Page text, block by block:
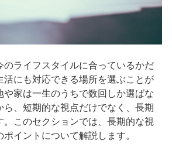
のライフスタイルに合っているかだ
活にも対応できる場所を選ぶことが
や家は一生のうちで数回しか選ばな
ら、短期的な視点だけでなく、長期
。このセクションでは、長期的な視
イントについて解説します。